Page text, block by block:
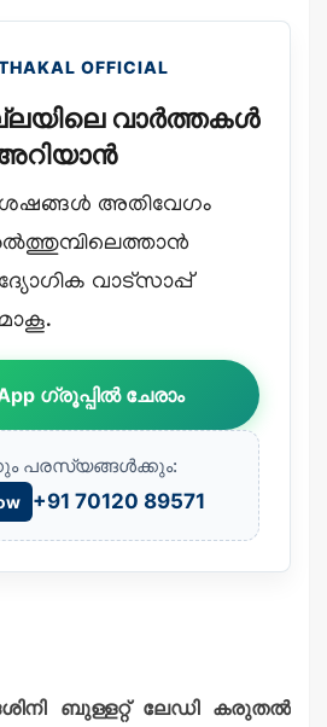
OFFICIAL
വാർത്തകൾ
അതിവേഗം
വാട്സാപ്പ്
ഗ്രൂപ്പിൽ ചേരാം
പരസ്യങ്ങൾക്കും:
+91 70120 89571
ബുള്ളറ്റ് ലേഡി കരുതൽ